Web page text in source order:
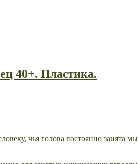
40+. Пластика.
чья голова постоянно занята